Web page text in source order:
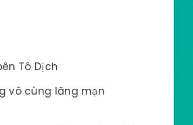
Tô Dịch
vô cùng lãng mạn